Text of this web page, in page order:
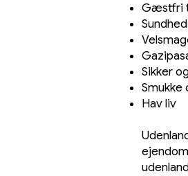
Gæstfri
Sikker
Smukke
Hav liv